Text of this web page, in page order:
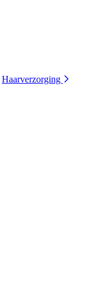
Haarverzorging